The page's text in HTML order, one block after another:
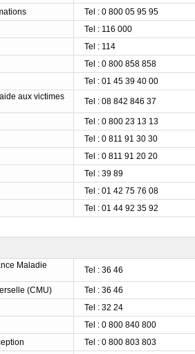
Tel : 0 800 05 95 95
Tel : 116 000
Tel : 114
Tel : 0 800 858 858
Tel : 01 45 39 40 00
aux victimes
Tel : 08 842 846 37
Tel : 0 800 23 13 13
Tel : 0 811 91 30 30
Tel : 0 811 91 20 20
Tel : 39 89
Tel : 01 42 75 76 08
Tel : 01 44 92 35 92
Maladie
Tel : 36 46
(CMU)
Tel : 36 46
Tel : 32 24
Tel : 0 800 840 800
Tel : 0 800 803 803